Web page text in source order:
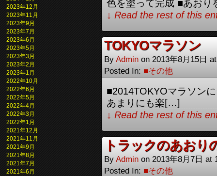
2023年12月
2023年11月
2023年9月
2023年7月
2023年6月
2023年5月
2023年3月
2023年2月
2023年1月
2022年10月
2022年6月
2022年5月
2022年4月
2022年3月
2022年1月
2021年12月
2021年11月
2021年9月
2021年8月
2021年7月
2021年6月
色を塗って完成 ■あお
↓ Read the rest of this
TOKYOマラソン
By Admin on 2013年8月15日
Posted In: ■その他
■2014TOKYOマラソン
あまりにも楽[…]
↓ Read the rest of this
トラックのあお
By Admin on 2013年8月7日 at
Posted In: ■その他